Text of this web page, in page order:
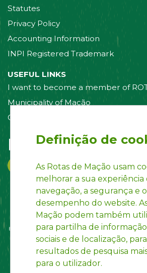
Statutes
Privacy Policy
Accounting Information
INPI Registered Trademark
USEFUL LINKS
I want to become a member of
Municipality of Mação
Contact us
Follow us on:
Definição de
As Rotas de Mação usam
melhorar a sua experiência
navegação, a segurança e o
desempenho do website.
Mação podem também
para partilha de
sociais e de localização,
resultados de pesquisa
para o utilizador.